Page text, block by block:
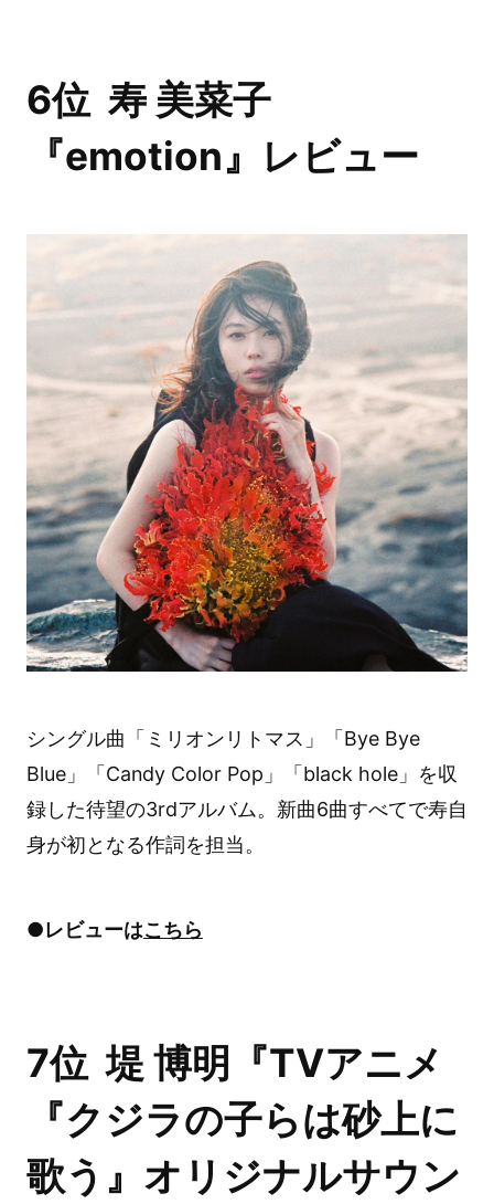
6位 寿 美菜子
『emotion』レビュー
シングル曲「ミリオンリトマス」「Bye Bye
Blue」「Candy Color Pop」「black hole」を収
録した待望の3rdアルバム。新曲6曲すべてで寿自
身が初となる作詞を担当。
●レビューはこちら
7位 堤 博明『TVアニメ
『クジラの子らは砂上に
歌う』オリジナルサウン